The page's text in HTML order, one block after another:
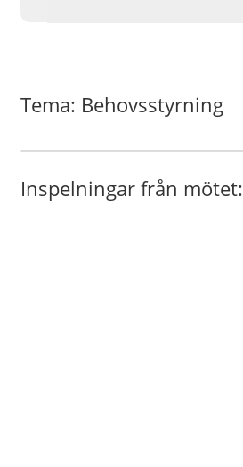
Tema: Behovsstyrning
Inspelningar från mötet: